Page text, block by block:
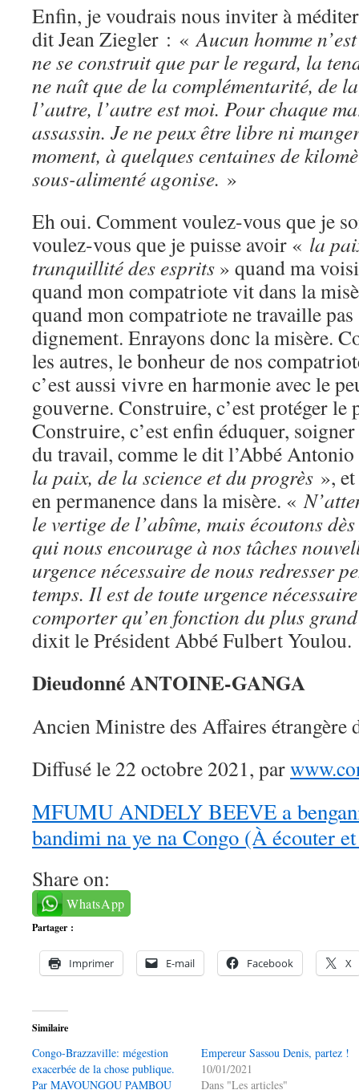
Enfin, je voudrais nous inviter à
dit Jean Ziegler : «Aucun homme
ne se construit que par le regard, la
ne naît que de la complémentarité, de
l’autre, l’autre est moi. Pour chaque
assassin. Je ne peux être libre ni
moment, à quelques centaines de
sous-alimenté agonise. »
Eh oui. Comment voulez-vous que je
voulez-vous que je puisse avoir « la
tranquillité des esprits » quand ma
quand mon compatriote vit dans la
quand mon compatriote ne travaille
dignement. Enrayons donc la misère.
les autres, le bonheur de nos
c’est aussi vivre en harmonie avec le
gouverne. Construire, c’est protéger le
Construire, c’est enfin éduquer,
du travail, comme le dit l’Abbé
la paix, de la science et du progrès »,
en permanence dans la misère. «
le vertige de l’abîme, mais écoutons
qui nous encourage à nos tâches
urgence nécessaire de nous redresser
temps. Il est de toute urgence
comporter qu’en fonction du plus
dixit le Président Abbé Fulbert
Dieudonné ANTOINE-GANGA
Ancien Ministre des Affaires étrangère
Diffusé le 22 octobre 2021, par
MFUMU ANDELY BEEVE a
bandimi na ye na Congo (À écouter
Share on:
WhatsApp
Partager :
Imprimer E-mail Facebook X
Similaire
Congo-Brazzaville: mégestion
exacerbée de la chose publique.
Par MAVOUNGOU PAMBOU
Empereur Sassou Denis, partez !
10/01/2021
Dans "Les articles"